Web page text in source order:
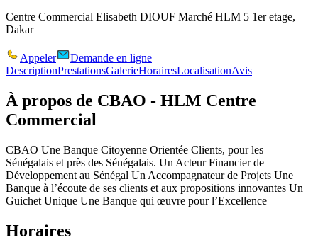
Centre Commercial Elisabeth DIOUF Marché HLM 5 1er etage,
Dakar
Appeler
Demande en ligne
DescriptionPrestationsGalerieHorairesLocalisationAvis
À propos de CBAO - HLM Centre
Commercial
CBAO Une Banque Citoyenne Orientée Clients, pour les
Sénégalais et près des Sénégalais. Un Acteur Financier de
Développement au Sénégal Un Accompagnateur de Projets Une
Banque à l’écoute de ses clients et aux propositions innovantes Un
Guichet Unique Une Banque qui œuvre pour l’Excellence
Horaires